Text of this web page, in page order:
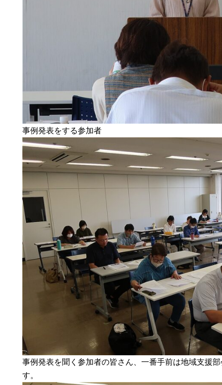
事例発表をする参加者
事例発表を聞く参加者の皆さん、一番手前は地域支援
す。